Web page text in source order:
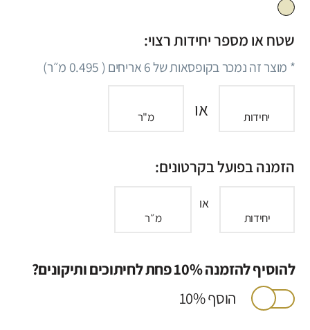
שטח או מספר יחידות רצוי:
* מוצר זה נמכר בקופסאות של6אריחים ( 0.495 מ״ר)
יחידות או מ"ר
הזמנה בפועל בקרטונים:
יחידות
או
מ״ר
להוסיף להזמנה 10% פחת לחיתוכים ותיקונים?
הוסף 10%